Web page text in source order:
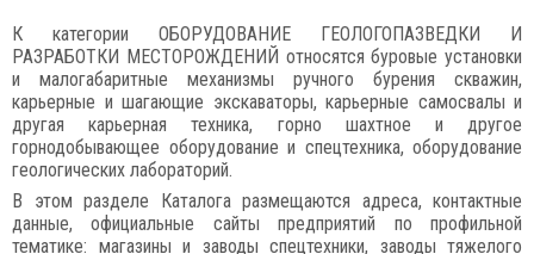
К категории ОБОРУДОВАНИЕ ГЕОЛОГОПАЗВЕДКИ И
РАЗРАБОТКИ МЕСТОРОЖДЕНИЙ относятся буровые установки
и малогабаритные механизмы ручного бурения скважин,
карьерные и шагающие экскаваторы, карьерные самосвалы и
другая карьерная техника, горно шахтное и другое
горнодобывающее оборудование и спецтехника, оборудование
геологических лабораторий.
В этом разделе Каталога размещаются адреса, контактные
данные, официальные сайты предприятий по профильной
тематике: магазины и заводы спецтехники, заводы тяжелого